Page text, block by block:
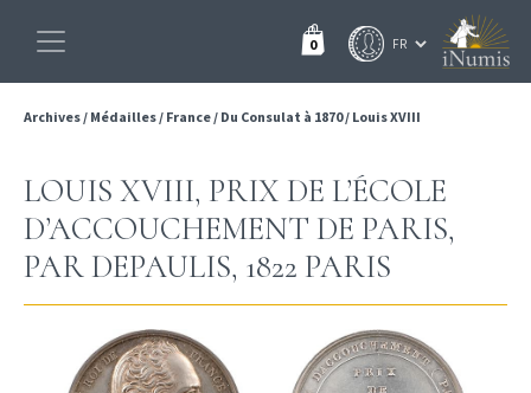
0
Archives/ Médailles/ France/ Du Consulat à 1870/ Louis XVIII
LOUIS XVIII, PRIX DE L’ÉCOLE
D’ACCOUCHEMENT DE PARIS,
PAR DEPAULIS, 1822 PARIS